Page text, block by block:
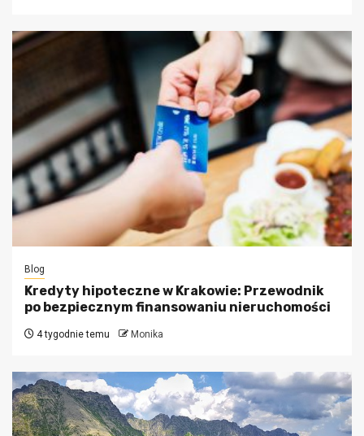
Blog
Kredyty hipoteczne w Krakowie: Przewodnik
po bezpiecznym finansowaniu nieruchomości
4 tygodnie temu Monika